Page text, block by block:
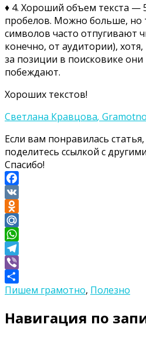
♦ 4. Хороший объем текста —
пробелов. Можно больше, но
символов часто отпугивают
конечно, от аудитории),
за позиции в поисковике они
побеждают.
Хороших текстов!
Светлана Кравцова,
Если вам понравилась
поделитесь ссылкой с
Спасибо!
Facebook
VK
Odnoklassniki
Mail.Ru
WhatsApp
Telegram
Viber
Отправить
Пишем грамотно, Полезно
Навигация по